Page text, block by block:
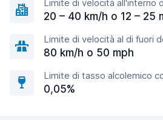
Limite di velocità all'interno
20 – 40 km/h o 12 – 25
Limite di velocità al di fuori
80 km/h o 50 mph
Limite di tasso alcolemico
0,05%